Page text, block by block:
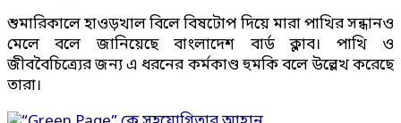
শুমারিকালে হাওড়খাল বিলে বিষটোপ দিয়ে মারা পাখির সন্ধানও
মেলে বলে জানিয়েছে বাংলাদেশ বার্ড ক্লাব। পাখি ও
জীববৈচিত্র্যের জন্য এ ধরনের কর্মকাণ্ড হুমকি বলে উল্লেখ করেছে
তারা।